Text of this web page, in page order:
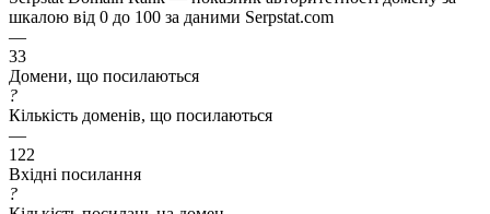
шкалою від 0 до 100 за даними Serpstat.com
—
33
Домени, що посилаються
?
Кількість доменів, що посилаються
—
122
Вхідні посилання
?